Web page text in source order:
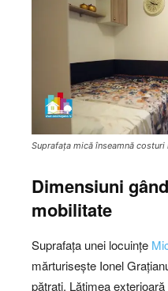
Suprafața mică înseamnă
Dimensiuni
mobilitate
Suprafața unei locuințe
mărturisește Ionel
pătrați. Lățimea